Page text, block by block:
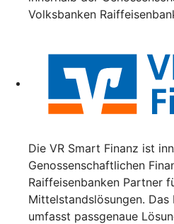
Volksbanken
Die VR Smart Finanz ist
Genossenschaftlichen
Raiffeisenbanken Partner
Mittelstandslösungen.
umfasst passgenaue